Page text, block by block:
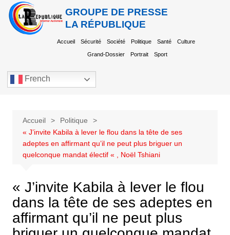
GROUPE DE PRESSE
LA RÉPUBLIQUE
Accueil Sécurité Société Politique Santé Culture
Grand-Dossier Portrait Sport
French
Accueil
Politique
« J’invite Kabila à lever le flou dans la tête de ses
adeptes en affirmant qu’il ne peut plus briguer un
quelconque mandat électif « , Noël Tshiani
« J’invite Kabila à lever le flou
dans la tête de ses adeptes en
affirmant qu’il ne peut plus